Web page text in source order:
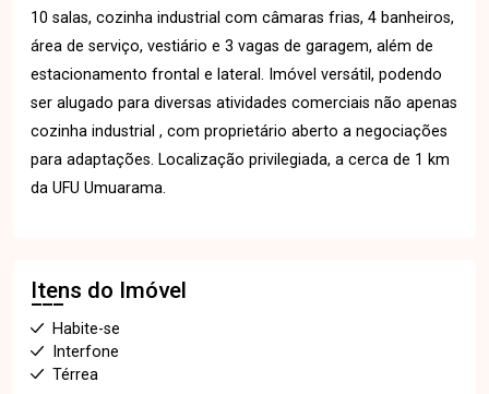
10 salas, cozinha industrial com câmaras frias, 4 banheiros,
área de serviço, vestiário e 3 vagas de garagem, além de
estacionamento frontal e lateral. Imóvel versátil, podendo
ser alugado para diversas atividades comerciais não apenas
cozinha industrial , com proprietário aberto a negociações
para adaptações. Localização privilegiada, a cerca de 1 km
da UFU Umuarama.
Itens do Imóvel
Habite-se
Interfone
Térrea